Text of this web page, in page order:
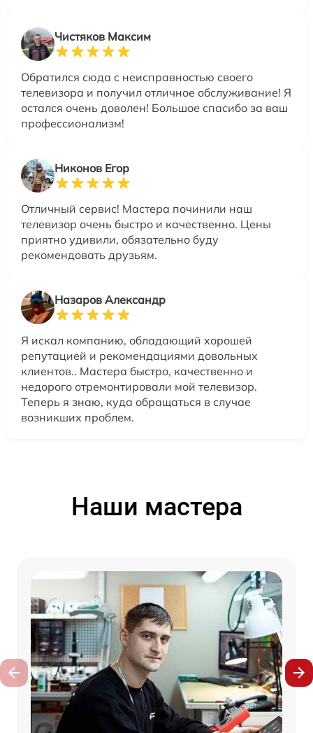
Чистяков Максим
Обратился сюда с неисправностью своего
телевизора и получил отличное обслуживание! Я
остался очень доволен! Большое спасибо за ваш
профессионализм!
Никонов Егор
Отличный сервис! Мастера починили наш
телевизор очень быстро и качественно. Цены
приятно удивили, обязательно буду
рекомендовать друзьям.
Назаров Александр
Я искал компанию, обладающий хорошей
репутацией и рекомендациями довольных
клиентов.. Мастера быстро, качественно и
недорого отремонтировали мой телевизор.
Теперь я знаю, куда обращаться в случае
возникших проблем.
Наши мастера